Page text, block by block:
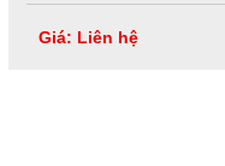
Giá: Liên hệ